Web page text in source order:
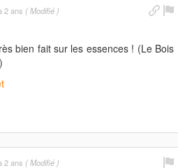
2 ans ( Modifié )
bien fait sur les essences ! (Le Bois
2 ans ( Modifié )